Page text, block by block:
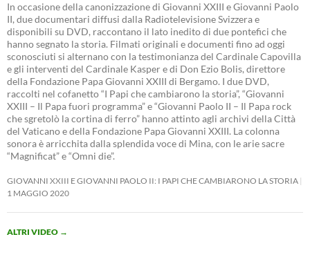
In occasione della canonizzazione di Giovanni XXIII e Giovanni Paolo
II, due documentari diffusi dalla Radiotelevisione Svizzera e
disponibili su DVD, raccontano il lato inedito di due pontefici che
hanno segnato la storia. Filmati originali e documenti fino ad oggi
sconosciuti si alternano con la testimonianza del Cardinale Capovilla
e gli interventi del Cardinale Kasper e di Don Ezio Bolis, direttore
della Fondazione Papa Giovanni XXIII di Bergamo. I due DVD,
raccolti nel cofanetto “I Papi che cambiarono la storia”, “Giovanni
XXIII – Il Papa fuori programma” e “Giovanni Paolo II – Il Papa rock
che sgretolò la cortina di ferro” hanno attinto agli archivi della Città
del Vaticano e della Fondazione Papa Giovanni XXIII. La colonna
sonora è arricchita dalla splendida voce di Mina, con le arie sacre
“Magnificat” e “Omni die”.
GIOVANNI XXIII E GIOVANNI PAOLO II: I PAPI CHE CAMBIARONO LA STORIA
1 MAGGIO 2020
ALTRI VIDEO →